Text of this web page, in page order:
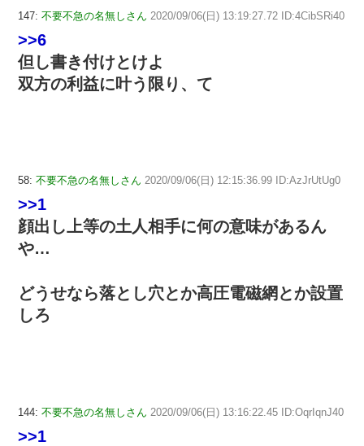
147: 不要不急の名無しさん 2020/09/06(日) 13:19:27.72 ID:4CibSRi40
>>6
但し書き付けとけよ
双方の利益に叶う限り、て
58: 不要不急の名無しさん 2020/09/06(日) 12:15:36.99 ID:AzJrUtUg0
>>1
顔出し上等の土人相手に何の意味があるん
や…
どうせなら落とし穴とか高圧電磁網とか設置
しろ
144: 不要不急の名無しさん 2020/09/06(日) 13:16:22.45 ID:OqrIqnJ40
>>1